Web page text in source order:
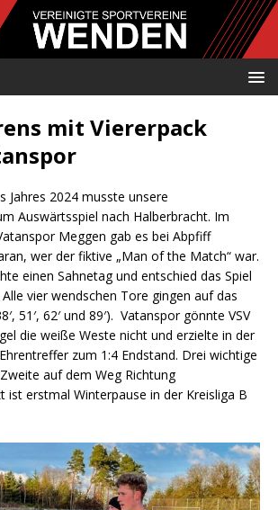
mit Viererpack
Jahres 2024 musste unsere
Auswärtsspiel nach Halberbracht. Im
Meggen gab es bei Abpfiff
wer der fiktive „Man of the Match“ war.
einen Sahnetag und entschied das Spiel
vier wendschen Tore gingen auf das
51′, 62′ und 89′). Vatanspor gönnte VSV
die weiße Weste nicht und erzielte in der
zum 1:4 Endstand. Drei wichtige
auf dem Weg Richtung
ist erstmal Winterpause in der Kreisliga B